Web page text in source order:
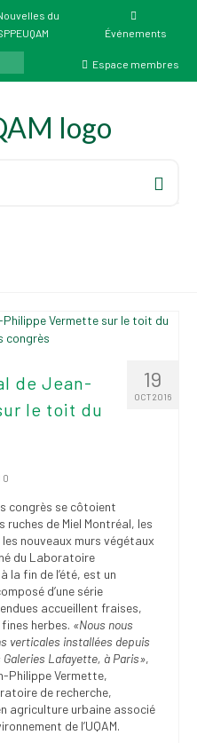
du
Événements
Espace membres
élections du 4 juin
2026
Mandats des comités
syndicaux et
institutionnels
Politiques
Outils de visibilité
Signature – Courriel –
Place à notre
valorisation
Signature – Fond
d’écran – Place à
notre valorisation
Signature – Courriel
(FNEEQ)
19
OCT 2016
de Jean-
le toit du
0
congrès se côtoient
ruches de Miel Montréal, les
nouveaux murs végétaux
du Laboratoire
la fin de l’été, est un
d’une série
accueillent fraises,
herbes. «Nous nous
verticales installées depuis
Galeries Lafayette, à Paris»,
Philippe Vermette,
de recherche,
agriculture urbaine associé
de l’UQAM.